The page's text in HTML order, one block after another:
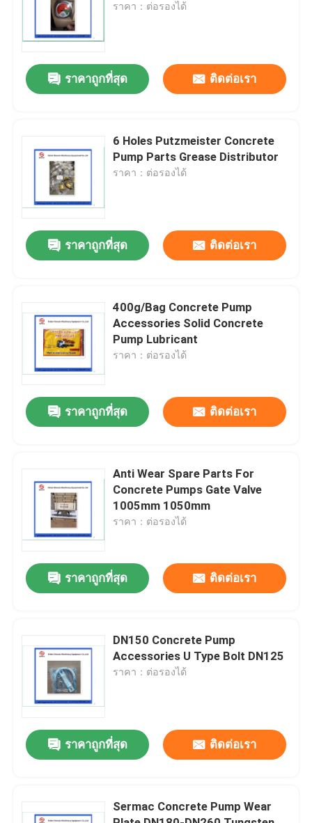
บ้าน
วิดีโอ
ทัวร์โรงงาน
ติดต่อเรา
ขออ้าง
ส่วนของปั๊มคอนกรีต Schwing
ราคา：ต่อรองได้
ราคาถูกที่สุด ติดต่อเรา
6 Holes Putzmeister Concrete
Pump Parts Grease Distributor
ราคา：ต่อรองได้
ราคาถูกที่สุด ติดต่อเรา
400g/Bag Concrete Pump
Accessories Solid Concrete
Pump Lubricant
ราคา：ต่อรองได้
ราคาถูกที่สุด ติดต่อเรา
Anti Wear Spare Parts For
Concrete Pumps Gate Valve
1005mm 1050mm
ราคา：ต่อรองได้
ราคาถูกที่สุด ติดต่อเรา
DN150 Concrete Pump
Accessories U Type Bolt DN125
ราคา：ต่อรองได้
ราคาถูกที่สุด ติดต่อเรา
Sermac Concrete Pump Wear